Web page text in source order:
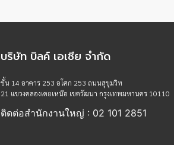
บริษัท บิลค์ เอเชีย จำกัด
ชั้น 14 อาคาร 253 อโศก 253 ถนนสุขุมวิท
21 แขวงคลองเตยเหนือ เขตวัฒนา กรุงเทพมหานคร 10110
ติดต่อสำนักงานใหญ่ : 02 101 2851